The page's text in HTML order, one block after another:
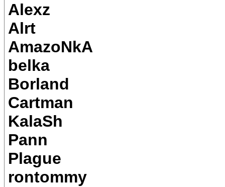
Alexz
Alrt
AmazoNkA
belka
Borland
Cartman
KalaSh
Pann
Plague
rontommy